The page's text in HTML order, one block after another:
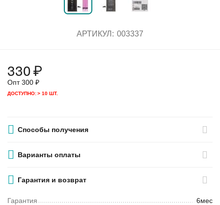
АРТИКУЛ: 003337
330₽
Опт300 ₽
ДОСТУПНО:> 10 ШТ.
Способы получения
Варианты оплаты
Гарантия и возврат
Гарантия 6мес